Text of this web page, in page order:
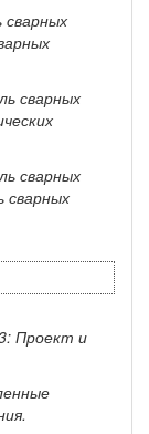
сварных
сварных
сварных
сварных
Проект и